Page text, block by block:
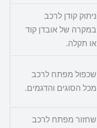
ניתוק קודן לרכב
במקרה של אובדן קוד
או תקלה.
שכפול מפתח לרכב
מכל הסוגים והדגמים.
שחזור מפתח לרכב